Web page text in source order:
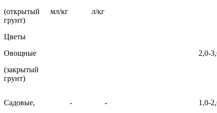
(открытый
грунт)
мл/кг
л/кг
Цветы
Овощные
(закрытый
грунт)
2,0-
Садовые,
- - 1,0-